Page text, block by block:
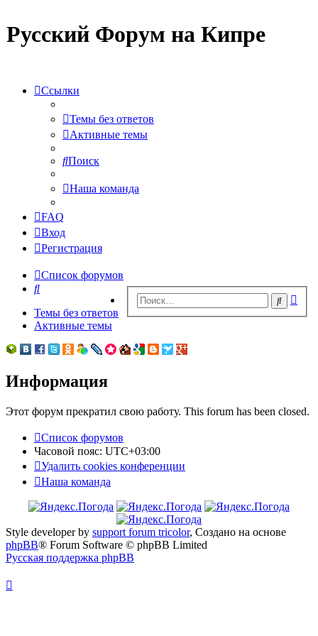
Русский Форум на Кипре
Ссылки
Темы без ответов
Активные темы
Поиск
Наша команда
FAQ
Вход
Регистрация
Список форумов
Поиск
Поиск
Темы без ответов
Активные темы
Информация
Этот форум прекратил свою работу. This forum has been closed.
Список форумов
Часовой пояс: UTC+03:00
Удалить cookies конференции
Наша команда
Style developer by support forum tricolor, Создано на основе
phpBB® Forum Software © phpBB Limited
Русская поддержка phpBB